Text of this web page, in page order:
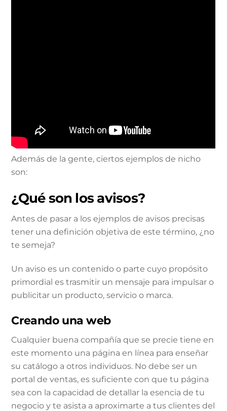
Además de la gente, ciertos ejemplos de nicho
son:
¿Qué son los avisos?
Antes de pasar a los ejemplos de avisos precisas
tener una definición objetiva de este término, ¿no
te semeja?
Un aviso es un contenido o parte cuyo propósito
primordial es trasmitir un mensaje para impulsar o
publicitar un producto, servicio o marca.
Creando una web
Cualquier buena compañía que se precie tiene en
este momento una página en línea para enseñar
su catálogo a otros individuos. No debe ser un
portal de ventas, es suficiente con que tu página
sea con la capacidad de detallar la esencia de tu
negocio y te asista a aproximarte a tus clientes del